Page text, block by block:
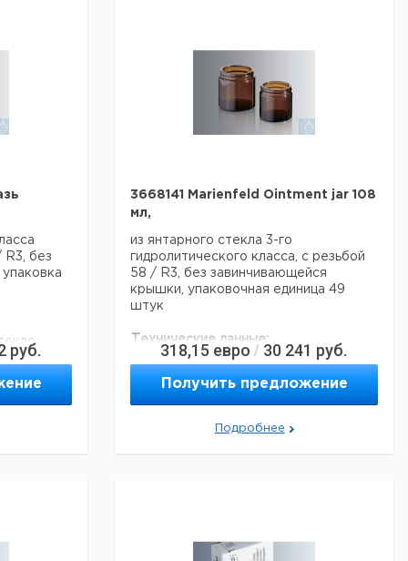
R3, без
руб.
3668141 Marienfeld Ointment jar 108
мл,
из янтарного стекла 3-го
гидролитического класса, с резьбой
58 / R3, без завинчивающейся
крышки, упаковочная единица 49
штук
Технические данные:
Материал: Лайм-содовое стекло
Код EAN:
4250317358981
Данные для перевозки (реальные
318,15 евро / 30 241 руб.
Получить предложение
Подробнее